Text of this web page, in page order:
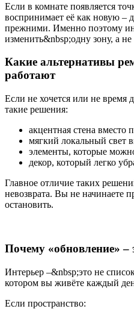
Если в комнате появляется
воспринимает её как новую –
прежними. Именно поэтому
изменить&nbsp;одну зону, а
Какие альтернативы
работают
Если не хочется или не время
такие решения:
акцентная стена вместо
мягкий локальный свет
элементы, которые
декор, который легко
Главное отличие таких
невозврата. Вы не начинаете
остановить.
Почему «обновление» –
Интерьер –&nbsp;это не
котором вы живёте каждый
Если пространство: